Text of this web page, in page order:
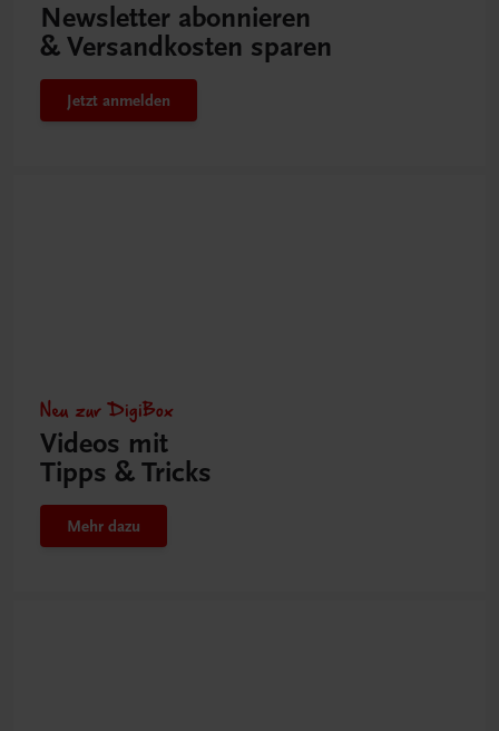
Newsletter abonnieren
& Versandkosten sparen
Jetzt anmelden
Neu zur DigiBox
Videos mit
Tipps & Tricks
Mehr dazu